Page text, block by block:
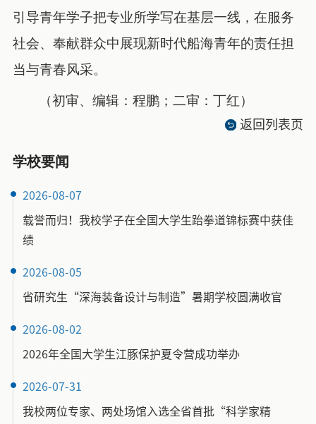
引导青年学子把专业所学写在基层一线，在服务
社会、奉献群众中展现新时代船海青年的责任担
当与青春风采。
（初审、编辑：程鹏；二审：丁红）
返回列表页
学校要闻
2026-08-07
载誉而归！我校学子在全国大学生跆拳道锦标赛中获佳
绩
2026-08-05
省研究生“深海装备设计与制造”暑期学校圆满收官
2026-08-02
2026年全国大学生江豚保护夏令营成功举办
2026-07-31
我校两位专家、两处场馆入选全省首批“科学家精